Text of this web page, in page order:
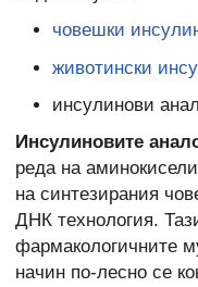
човешки
животински
инсулинови
Инсулиновите
реда на
на синтезирания
ДНК технология.
фармакологичните
начин по-лесно се